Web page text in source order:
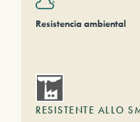
Resistencia ambiental
RESISTENTE ALLO